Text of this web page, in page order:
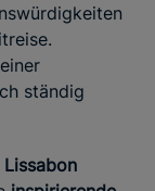
ständig